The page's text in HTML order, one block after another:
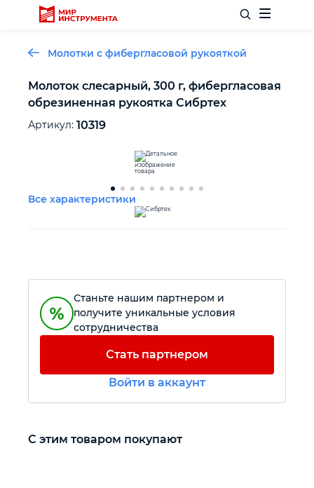
Отделочный инструмент
Столярный инструмент
Силовое оборудование
Крепежный инструмент
Молотки с фибергласовой рукояткой
Молоток слесарный, 300 г, фибергласовая
обрезиненная рукоятка Сибртех
Артикул: 10319
Все характеристики
Станьте нашим партнером и
получите уникальные условия
сотрудничества
Стать партнером
Войти в аккаунт
С этим товаром покупают